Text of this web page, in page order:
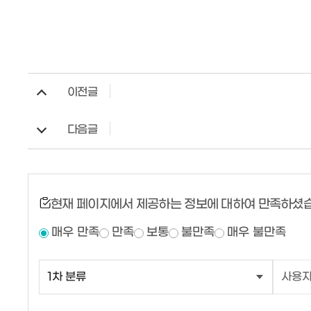
이전글
다음글
현재 페이지에서 제공하는 정보에 대하여 만족하셨
매우 만족 만족 보통 불만족 매우 불만족